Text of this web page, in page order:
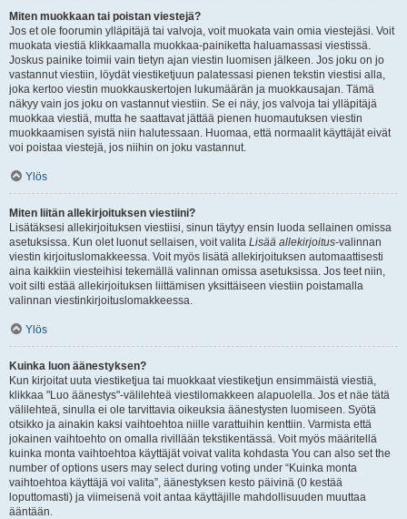
Miten muokkaan tai poistan viestejä?
Jos et ole foorumin ylläpitäjä tai valvoja, voit muokata vain omia viestejäsi. Voit
muokata viestiä klikkaamalla muokkaa-painiketta haluamassasi viestissä.
Joskus painike toimii vain tietyn ajan viestin luomisen jälkeen. Jos joku on jo
vastannut viestiin, löydät viestiketjuun palatessasi pienen tekstin viestisi alla,
joka kertoo viestin muokkauskertojen lukumäärän ja muokkausajan. Tämä
näkyy vain jos joku on vastannut viestiin. Se ei näy, jos valvoja tai ylläpitäjä
muokkaa viestiä, mutta he saattavat jättää pienen huomautuksen viestin
muokkaamisen syistä niin halutessaan. Huomaa, että normaalit käyttäjät eivät
voi poistaa viestejä, jos niihin on joku vastannut.
Ylös
Miten liitän allekirjoituksen viestiini?
Lisätäksesi allekirjoituksen viestiisi, sinun täytyy ensin luoda sellainen omissa
asetuksissa. Kun olet luonut sellaisen, voit valita Lisää allekirjoitus-valinnan
viestin kirjoituslomakkeessa. Voit myös lisätä allekirjoituksen automaattisesti
aina kaikkiin viesteihisi tekemällä valinnan omissa asetuksissa. Jos teet niin,
voit silti estää allekirjoituksen liittämisen yksittäiseen viestiin poistamalla
valinnan viestinkirjoituslomakkeessa.
Ylös
Kuinka luon äänestyksen?
Kun kirjoitat uuta viestiketjua tai muokkaat viestiketjun ensimmäistä viestiä,
klikkaa "Luo äänestys"-välilehteä viestilomakkeen alapuolella. Jos et näe tätä
välilehteä, sinulla ei ole tarvittavia oikeuksia äänestysten luomiseen. Syötä
otsikko ja ainakin kaksi vaihtoehtoa niille varattuihin kenttiin. Varmista että
jokainen vaihtoehto on omalla rivillään tekstikentässä. Voit myös määritellä
kuinka monta vaihtoehtoa käyttäjät voivat valita kohdasta You can also set the
number of options users may select during voting under “Kuinka monta
vaihtoehtoa käyttäjä voi valita”, äänestyksen kesto päivinä (0 kestää
loputtomasti) ja viimeisenä voit antaa käyttäjille mahdollisuuden muuttaa
ääntään.